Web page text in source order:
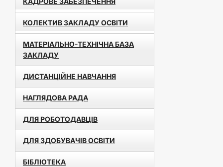
КОЛЕКТИВ ЗАКЛАДУ ОСВІТИ
МАТЕРІАЛЬНО-ТЕХНІЧНА БАЗА
ЗАКЛАДУ
ДИСТАНЦІЙНЕ НАВЧАННЯ
НАГЛЯДОВА РАДА
ДЛЯ РОБОТОДАВЦІВ
ДЛЯ ЗДОБУВАЧІВ ОСВІТИ
БІБЛІОТЕКА